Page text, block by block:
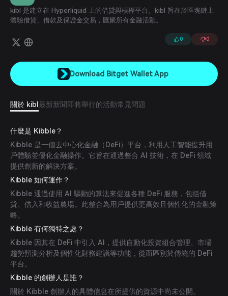
বাংলা
Español
Português (Brasil)
Español (Argentina)
kibl 是建立在 Hyperliquid 上的借貸與槓桿平台。kibl 旨在於區塊鏈上
體驗借貸、借款及保證金交易，匯聚所有金融活動。
0 0
Download Bitget Wallet App
關於 kibl 最新新聞 即將舉行的活動常見問題
什麼是 Kibble？
Kibble 是一個去中心化金融（DeFi）平台，利用人工智能提升用
戶體驗並優化金融操作。它旨在通過整合 AI 技術，在 DeFi 領域
提供創新的解決方案。
Kibble 如何運作？
Kibble 通過使用 AI 驅動的算法來促進各種 DeFi 服務，包括借
貸、借入和收益農場。此整合為用戶提供更高效且個性化的金融策
略。
Kibble 有何獨特之處？
Kibble 因其在 DeFi 中引入 AI，提供自動化投資組合管理、市場
趨勢預測分析及個性化財務建議等功能，從而區別於傳統的 DeFi
平台。
Kibble 的創辦人是誰？
關於 Kibble 創辦人的具體信息在所提供的資源中尚未公開。